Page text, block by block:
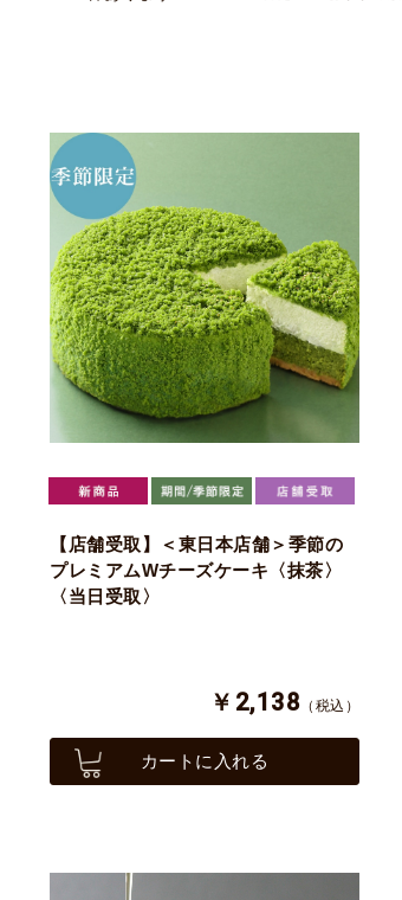
【店舗受取】＜東日本店舗＞季節の
プレミアムWチーズケーキ〈抹茶〉
〈当日受取〉
￥2,138 （税込）
カートに入れる